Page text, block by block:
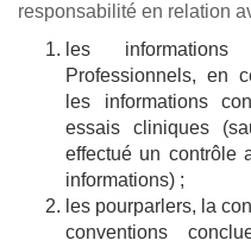
responsabilité en relation
les
Professionnels, en
les informations
essais cliniques
effectué un contrôle
informations) ;
les pourparlers, la
conventions